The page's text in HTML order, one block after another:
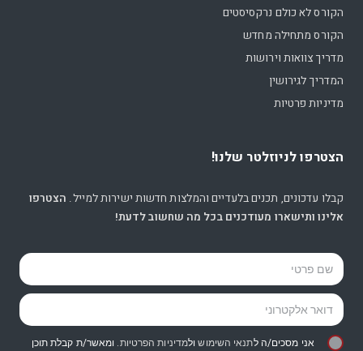
הקורס לא כולם נרקסיסטים
הקורס מתחילה מחדש
מדריך צוואות וירושות
המדריך לגירושין
מדיניות פרטיות
הצטרפו לניוזלטר שלנו!
קבלו עדכונים, תכנים בלעדיים והמלצות חדשות ישירות למייל. הצטרפו
אלינו ותישארו מעודכנים בכל מה שחשוב לדעת!
אני מסכים/ה לתנאי השימושולמדיניות הפרטיות. ומאשר/ת קבלת תוכן